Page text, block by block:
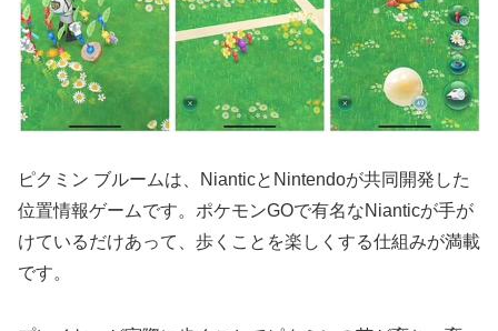
ピクミン ブルームは、NianticとNintendoが共同開発した
位置情報ゲームです。ポケモンGOで有名なNianticが手が
けているだけあって、歩くことを楽しくする仕組みが満載
です。